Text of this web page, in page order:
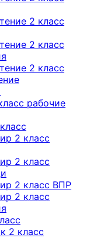
2 класс
2 класс
2 класс
рабочие
2 класс
2 класс
2 класс ВПР
2 класс
2 класс